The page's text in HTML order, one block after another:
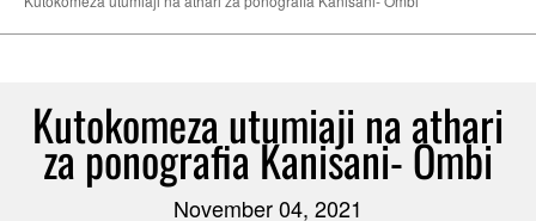
Kutokomeza utumiaji na athari
za ponografia Kanisani- Ombi
November 04, 2021